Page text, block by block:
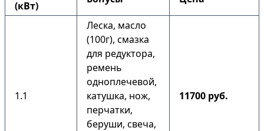
(кВт)
1.1
Леска, масло
(100г), смазка
для редуктора,
ремень
одноплечевой,
катушка, нож,
перчатки,
беруши, свеча,
11700 руб.